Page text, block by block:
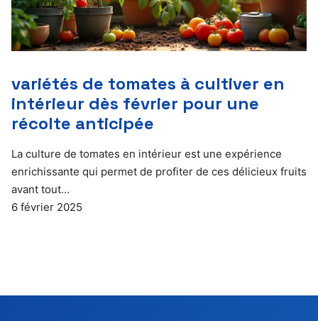
variétés de tomates à cultiver en
intérieur dès février pour une
récolte anticipée
La culture de tomates en intérieur est une expérience
enrichissante qui permet de profiter de ces délicieux fruits
avant tout…
6 février 2025